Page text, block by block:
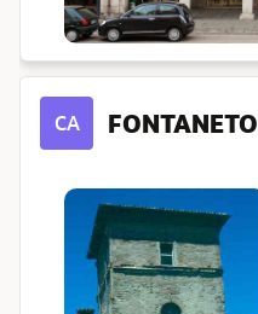
CA FONTANETO